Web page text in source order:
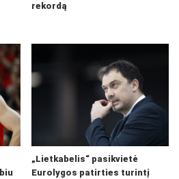
rekordą
„Lietkabelis“ pasikvietė
Eurolygos patirties turintį